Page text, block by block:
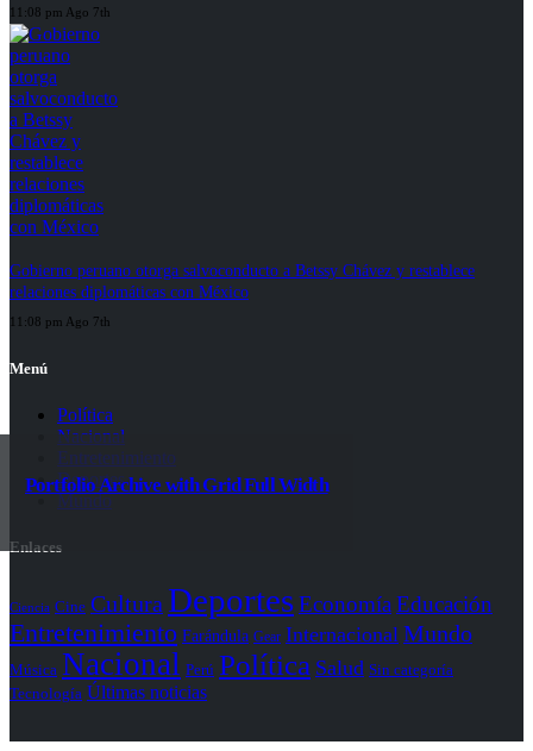
Portfolio Archive with Grid Full Width
11:08 pm Ago 7th
Gobierno peruano otorga salvoconducto a Betssy Chávez y restablece
relaciones diplomáticas con México
11:08 pm Ago 7th
Menú
Política
Nacional
Entretenimiento
Deportes
Mundo
Enlaces
Ciencia Cine Cultura DeportesEconomía Educación
Entretenimiento Farándula Gear Internacional Mundo
Música Nacional Perú Política Salud Sin categoría
Tecnología Últimas noticias